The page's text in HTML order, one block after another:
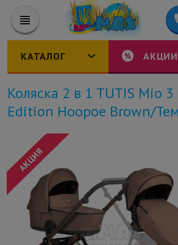
КАТАЛОГ АКЦИИ
Коляска 2 в 1 TUTIS Mio
Edition Hoopoe Brown/